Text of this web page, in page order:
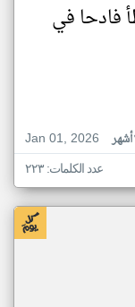
فادحا في
Jan 01, 2026
عدد الكلمات: ٢٢٣